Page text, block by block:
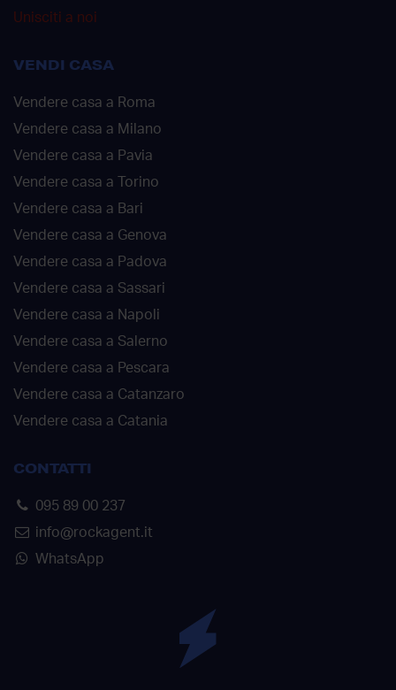
Unisciti a noi
VENDI CASA
Vendere casa a Roma
Vendere casa a Milano
Vendere casa a Pavia
Vendere casa a Torino
Vendere casa a Bari
Vendere casa a Genova
Vendere casa a Padova
Vendere casa a Sassari
Vendere casa a Napoli
Vendere casa a Salerno
Vendere casa a Pescara
Vendere casa a Catanzaro
Vendere casa a Catania
CONTATTI
095 89 00 237
info@rockagent.it
WhatsApp